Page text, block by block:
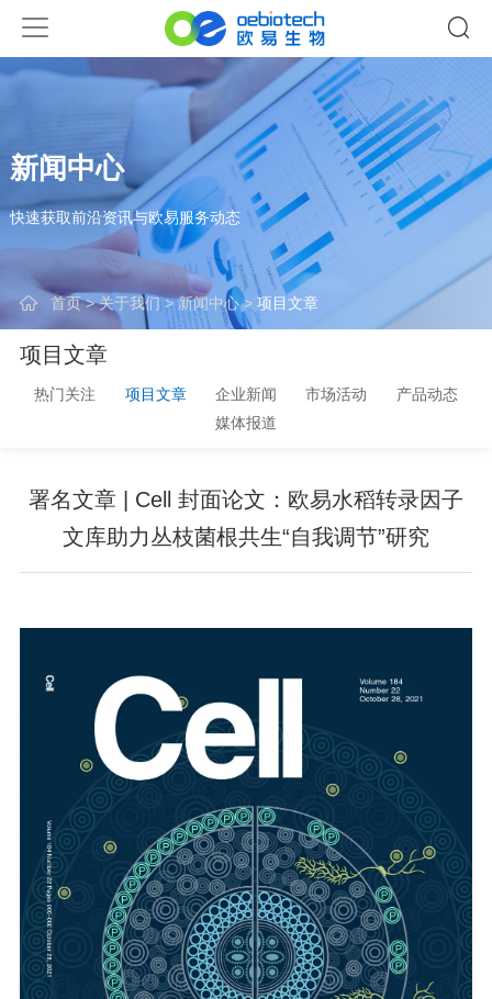
新闻中心
快速获取前沿资讯与欧易服务动态
首页>关于我们>新闻中心> 项目文章
项目文章
热门关注 项目文章 企业新闻 市场活动
产品动态
媒体报道
署名文章 | Cell 封面论文：欧易水稻转录因子
文库助力丛枝菌根共生“自我调节”研究